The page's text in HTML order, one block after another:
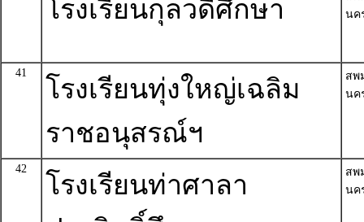
โรงเรียนกุลวดีศึกษา
นค
41
โรงเรียนทุ่งใหญ่เฉลิม
ราชอนุสรณ์ฯ
สพ
นค
42
โรงเรียนท่าศาลา
สพ
นค